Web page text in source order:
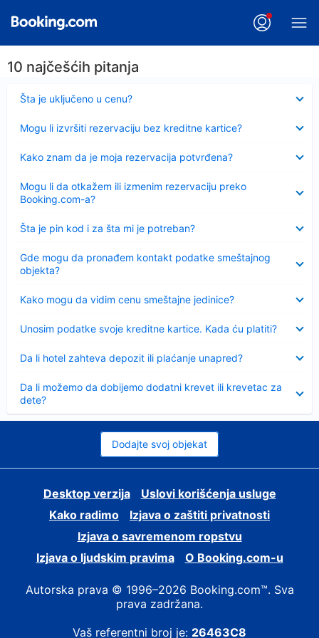
10 najčešćih pitanja
Šta je uključeno u cenu?
Sažeto
Mogu li izvršiti rezervaciju bez kreditne kartice?
Kako znam da je moja rezervacija potvrđena?
Mogu li da otkažem ili izmenim rezervaciju preko
Booking.com-a?
Šta je pin kod i za šta mi je potreban?
Sažeto
Gde mogu da pronađem kontakt podatke smeštajnog
objekta?
Kako mogu da vidim cenu smeštajne jedinice?
Unosim podatke svoje kreditne kartice. Kada ću platiti?
Da li hotel zahteva depozit ili plaćanje unapred?
Da li možemo da dobijemo dodatni krevet ili krevetac za
dete?
Dodajte svoj objekat
Desktop verzija
Uslovi korišćenja usluge
Kako radimo
Izjava o zaštiti privatnosti
Izjava o savremenom ropstvu
Izjava o ljudskim pravima
О Booking.com-u
Autorska prava © 1996–2026 Booking.com™. Sva
prava zadržana.
Vaš referentni broj je: 26463C8